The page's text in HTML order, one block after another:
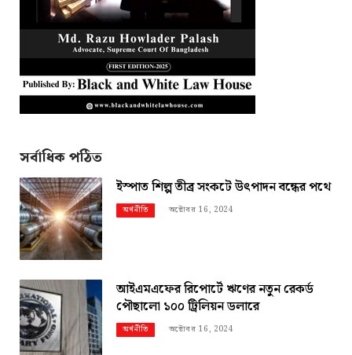
সর্বাধিক পঠিত
ইস্পাত শিল্প তীব্র সংকটে উৎপাদন বন্ধের পথে
অর্থনীতি অক্টোবর 16, 2024
আইএমএফের রিপোর্টে ঋণের নতুন রেকর্ড
পৌছালো ১০০ ট্রিলিয়ন ডলারে
অর্থনীতি অক্টোবর 16, 2024